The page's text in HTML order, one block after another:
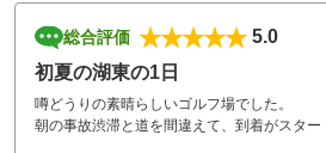
総合評価
5.0
初夏の湖東の1日
噂どうりの素晴らしいゴルフ場でした。
朝の事故渋滞と道を間違えて、到着がスタ